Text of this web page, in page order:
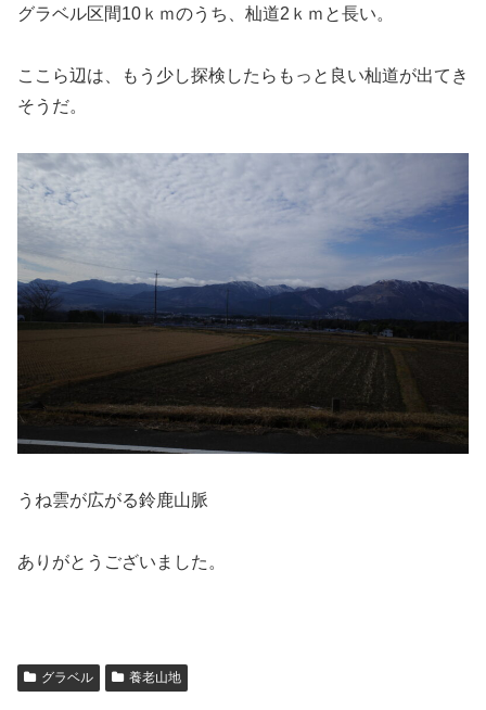
グラベル区間10ｋｍのうち、杣道2ｋｍと長い。
ここら辺は、もう少し探検したらもっと良い杣道が出てき
そうだ。
うね雲が広がる鈴鹿山脈
ありがとうございました。
グラベル 養老山地